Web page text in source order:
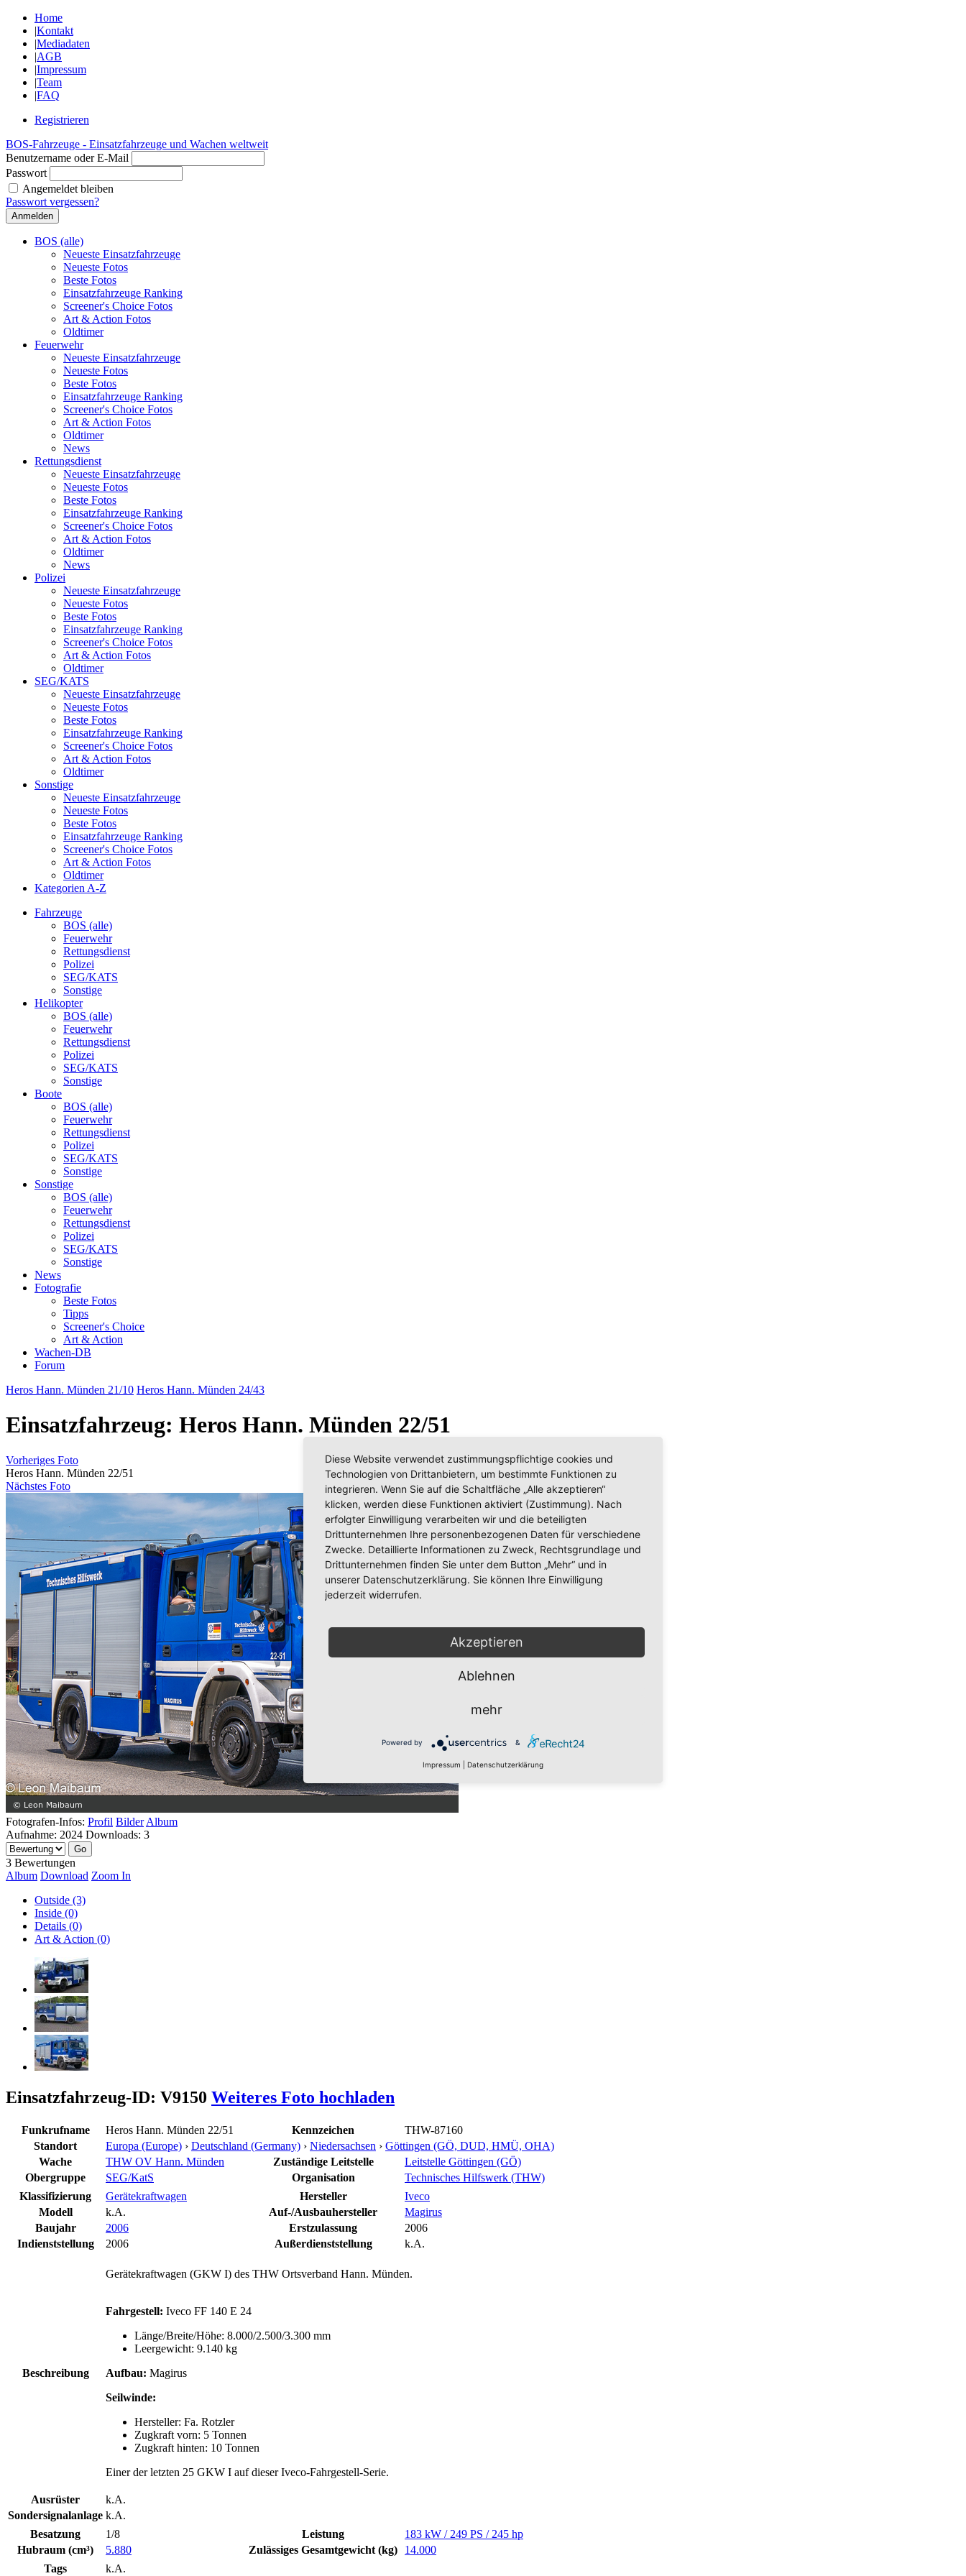
Home
|Kontakt
|Mediadaten
|AGB
|Impressum
|Team
|FAQ
Registrieren
BOS-Fahrzeuge - Einsatzfahrzeuge und Wachen weltweit
Benutzername oder E-Mail
Passwort
Angemeldet bleiben
Passwort vergessen?
BOS (alle)
Neueste Einsatzfahrzeuge
Neueste Fotos
Beste Fotos
Einsatzfahrzeuge Ranking
Screener's Choice Fotos
Art & Action Fotos
Oldtimer
Feuerwehr
Neueste Einsatzfahrzeuge
Neueste Fotos
Beste Fotos
Einsatzfahrzeuge Ranking
Screener's Choice Fotos
Art & Action Fotos
Oldtimer
News
Rettungsdienst
Neueste Einsatzfahrzeuge
Neueste Fotos
Beste Fotos
Einsatzfahrzeuge Ranking
Screener's Choice Fotos
Art & Action Fotos
Oldtimer
News
Polizei
Neueste Einsatzfahrzeuge
Neueste Fotos
Beste Fotos
Einsatzfahrzeuge Ranking
Screener's Choice Fotos
Art & Action Fotos
Oldtimer
SEG/KATS
Neueste Einsatzfahrzeuge
Neueste Fotos
Beste Fotos
Einsatzfahrzeuge Ranking
Screener's Choice Fotos
Art & Action Fotos
Oldtimer
Sonstige
Neueste Einsatzfahrzeuge
Neueste Fotos
Beste Fotos
Einsatzfahrzeuge Ranking
Screener's Choice Fotos
Art & Action Fotos
Oldtimer
Kategorien A-Z
Fahrzeuge
BOS (alle)
Feuerwehr
Rettungsdienst
Polizei
SEG/KATS
Sonstige
Helikopter
BOS (alle)
Feuerwehr
Rettungsdienst
Polizei
SEG/KATS
Sonstige
Boote
BOS (alle)
Feuerwehr
Rettungsdienst
Polizei
SEG/KATS
Sonstige
Sonstige
BOS (alle)
Feuerwehr
Rettungsdienst
Polizei
SEG/KATS
Sonstige
News
Fotografie
Beste Fotos
Tipps
Screener's Choice
Art & Action
Wachen-DB
Forum
Heros Hann. Münden 21/10 Heros Hann. Münden 24/43
Einsatzfahrzeug: Heros Hann. Münden 22/51
Vorheriges Foto
Heros Hann. Münden 22/51
Nächstes Foto
Fotografen-Infos: Profil Bilder Album
Aufnahme: 2024 Downloads: 3
3 Bewertungen
Album Download Zoom In
Outside (3)
Inside (0)
Details (0)
Art & Action (0)
Einsatzfahrzeug-ID: V9150 Weiteres Foto hochladen
Funkrufname Heros Hann. Münden 22/51 Kennzeichen
THW-87160
Standort
Europa (Europe) › Deutschland (Germany) › Niedersachsen › Göttingen (GÖ, DUD, HMÜ, OHA)
Wache
THW OV Hann. Münden Zuständige Leitstelle
Leitstelle Göttingen (GÖ)
Obergruppe
SEG/KatS Organisation
Technisches Hilfswerk (THW)
Klassifizierung
Gerätekraftwagen Hersteller
Iveco
Modell
k.A. Auf-/Ausbauhersteller
Magirus
Baujahr
2006 Erstzulassung
2006
Indienststellung
2006 Außerdienststellung k.A.
Beschreibung
Gerätekraftwagen (GKW I) des THW Ortsverband Hann. Münden.
Fahrgestell: Iveco FF 140 E 24
Länge/Breite/Höhe: 8.000/2.500/3.300 mm
Leergewicht: 9.140 kg
Aufbau: Magirus
Seilwinde:
Hersteller: Fa. Rotzler
Zugkraft vorn: 5 Tonnen
Zugkraft hinten: 10 Tonnen
Einer der letzten 25 GKW I auf dieser Iveco-Fahrgestell-Serie.
Ausrüster
k.A.
Sondersignalanlage k.A.
Besatzung
1/8 Leistung
183 kW / 249 PS / 245 hp
Hubraum (cm³)
5.880 Zulässiges Gesamtgewicht (kg)
14.000
Tags
k.A.
Diese Website verwendet zustimmungspflichtige cookies und
Technologien von Drittanbietern, um bestimmte Funktionen zu
integrieren. Wenn Sie auf die Schaltfläche „Alle akzeptieren“
klicken, werden diese Funktionen aktiviert (Zustimmung). Nach
erfolgter Einwilligung verarbeiten wir und die beteiligten
Drittunternehmen Ihre personenbezogenen Daten für verschiedene
Zwecke. Detaillierte Informationen zu Zweck, Rechtsgrundlage und
Drittunternehmen finden Sie unter dem Button „Mehr“ und in
unserer Datenschutzerklärung. Sie können Ihre Einwilligung
jederzeit widerrufen.
Akzeptieren
Ablehnen
mehr
Powered by &
Impressum Datenschutzerklärung